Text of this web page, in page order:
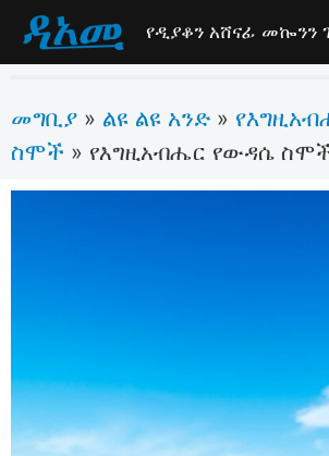
የዲያቆን አሸናፊ መኰንን
መግቢያ » ልዩ ልዩ አንድ »
ስሞች » የእግዚአብሔር የውዳሴ